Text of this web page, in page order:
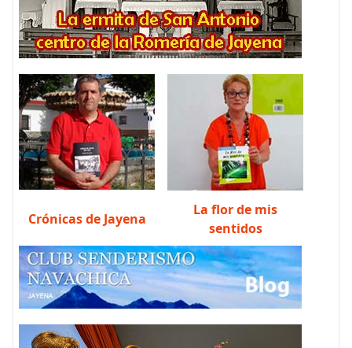
Crónicas de Jayena
La flor de mis
sentidos